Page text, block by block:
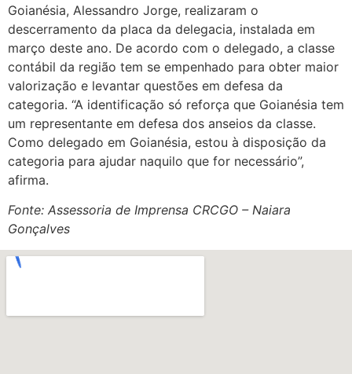
Goianésia, Alessandro Jorge, realizaram o
descerramento da placa da delegacia, instalada em
março deste ano. De acordo com o delegado, a classe
contábil da região tem se empenhado para obter maior
valorização e levantar questões em defesa da
categoria. “A identificação só reforça que Goianésia tem
um representante em defesa dos anseios da classe.
Como delegado em Goianésia, estou à disposição da
categoria para ajudar naquilo que for necessário”,
afirma.
Fonte: Assessoria de Imprensa CRCGO – Naiara
Gonçalves